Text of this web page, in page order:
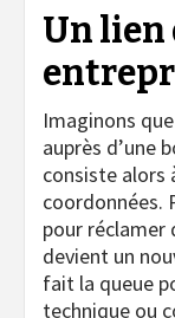
Un lien
Imaginons
auprès d’une
consiste alors
coordonnées.
pour réclamer
devient un
fait la queue
technique ou